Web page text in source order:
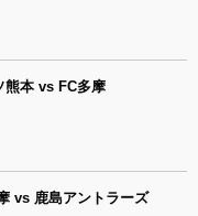
熊本 vs FC多摩
vs 鹿島アントラーズ